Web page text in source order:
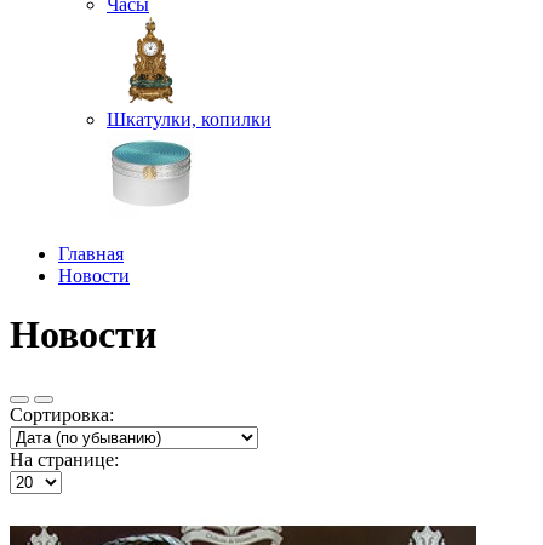
Шкатулки, копилки
Главная
Новости
Новости
Сортировка:
На странице: